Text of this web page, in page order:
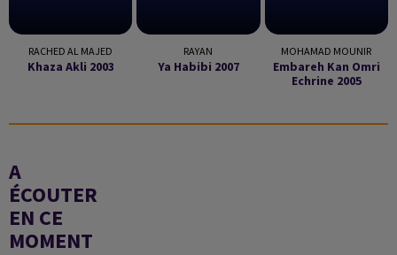
RACHED AL MAJED
Khaza Akli 2003
RAYAN
Ya Habibi 2007
MOHAMAD MOUNIR
Embareh Kan Omri
Echrine 2005
A
ÉCOUTER
EN CE
MOMENT